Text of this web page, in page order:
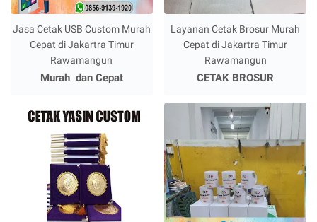
Jasa Cetak USB Custom Murah
Cepat di Jakartra Timur
Rawamangun
Murah dan Cepat
Layanan Cetak Brosur Murah
Cepat di Jakartra Timur
Rawamangun
CETAK BROSUR